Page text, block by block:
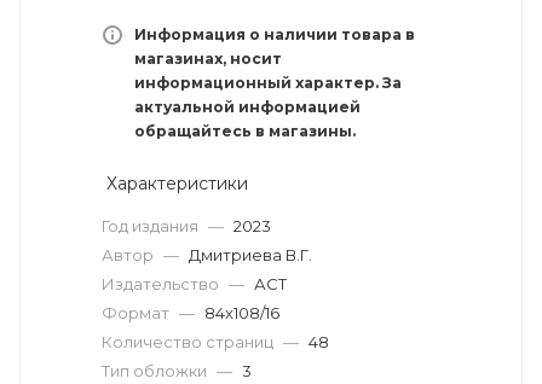
Информация о наличии товара в
магазинах, носит
информационный характер. За
актуальной информацией
обращайтесь в магазины.
Характеристики
Год издания — 2023
Автор — Дмитриева В.Г.
Издательство — АСТ
Формат — 84x108/16
Количество страниц — 48
Тип обложки — 3